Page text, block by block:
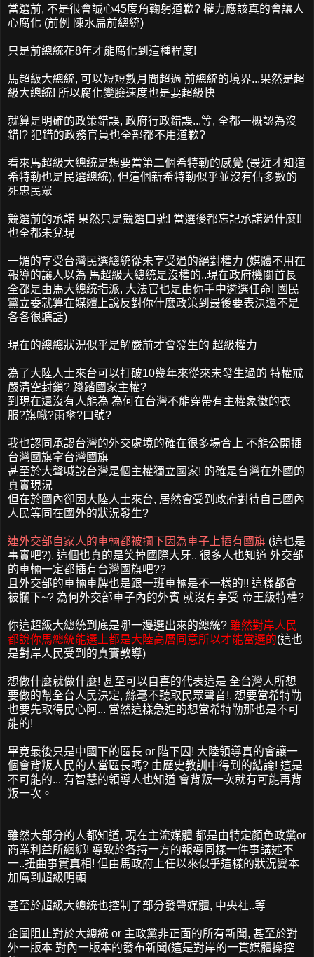
當選前, 不是很會誠心45度角鞠躬道歉? 權力應該真的會讓人
心腐化 (前例 陳水扁前總統)
只是前總統花8年才能腐化到這種程度!
馬超級大總統, 可以短短數月間超過 前總統的境界...果然是超
級大總統! 所以腐化變臉速度也是要超級快
就算是明確的政策錯誤, 政府行政錯誤...等, 全都一概認為沒
錯!? 犯錯的政務官員也全部都不用道歉?
看來馬超級大總統是想要當第二個希特勒的感覺 (最近才知道
希特勒也是民選總統), 但這個新希特勒似乎並沒有佔多數的
死忠民眾
競選前的承諾 果然只是競選口號! 當選後都忘記承諾過什麼!!
也全都未兌現
一媚的享受台灣民選總統從未享受過的絕對權力 (媒體不用在
報導的讓人以為 馬超級大總統是沒權的..現在政府機關首長
全都是由馬大總統指派, 大法官也是由你手中遴選任命! 國民
黨立委就算在媒體上說反對你什麼政策到最後要表決還不是
各各很聽話)
現在的總總狀況似乎是解嚴前才會發生的 超級權力
為了大陸人士來台可以打破10幾年來從來未發生過的 特權戒
嚴清空封鎖? 踐踏國家主權?
到現在還沒有人能為 為何在台灣不能穿帶有主權象徵的衣
服?旗幟?雨傘?口號?
我也認同承認台灣的外交處境的確在很多場合上 不能公開插
台灣國旗拿台灣國旗
甚至於大聲喊說台灣是個主權獨立國家! 的確是台灣在外國的
真實現況
但在於國內卻因大陸人士來台, 居然會受到政府對待自己國內
人民等同在國外的狀況發生?
連外交部自家人的車輛都被攔下因為車子上插有國旗 (這也是
事實吧?), 這個也真的是笑掉國際大牙.. 很多人也知道 外交部
的車輛一定都插有台灣國旗吧??
且外交部的車輛車牌也是跟一班車輛是不一樣的!! 這樣都會
被攔下~? 為何外交部車子內的外賓 就沒有享受 帝王級特權?
你這超級大總統到底是哪一邊選出來的總統? 雖然對岸人民
都說你馬總統能選上都是大陸高層同意所以才能當選的(這也
是對岸人民受到的真實教導)
想做什麼就做什麼! 甚至可以自喜的代表這是 全台灣人所想
要做的幫全台人民決定, 絲毫不聽取民眾聲音!, 想要當希特勒
也要先取得民心阿... 當然這樣急進的想當希特勒那也是不可
能的!
畢竟最後只是中國下的區長 or 階下囚! 大陸領導真的會讓一
個會背叛人民的人當區長嗎? 由歷史教訓中得到的結論! 這是
不可能的... 有智慧的領導人也知道 會背叛一次就有可能再背
叛一次。
雖然大部分的人都知道, 現在主流媒體 都是由特定顏色政黨or
商業利益所綑綁! 導致於各持一方的報導同樣一件事講述不
一..扭曲事實真相! 但由馬政府上任以來似乎這樣的狀況變本
加厲到超級明顯
甚至於超級大總統也控制了部分發聲媒體, 中央社..等
企圖阻止對於大總統 or 主政黨非正面的所有新聞, 甚至於對
外一版本 對內一版本的發布新聞(這是對岸的一貫媒體操控